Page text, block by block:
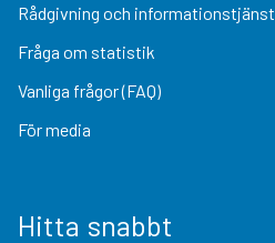
Rådgivning och informationstjänst
Fråga om statistik
Vanliga frågor (FAQ)
För media
Hitta snabbt